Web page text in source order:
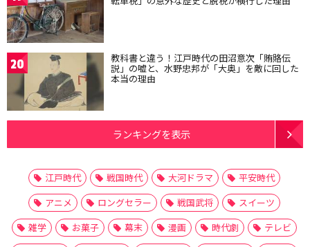
20 教科書と違う！江戸時代の田沼意次「賄賂伝
説」の嘘と、水野忠邦が「大奥」を敵に回した
本当の理由
ランキングを表示
江戸時代 戦国時代 大河ドラマ
平安時代
アニメ
ロングセラー 戦国武将
スイーツ
雑学
お菓子 幕末 漫画 時代劇
テレビ